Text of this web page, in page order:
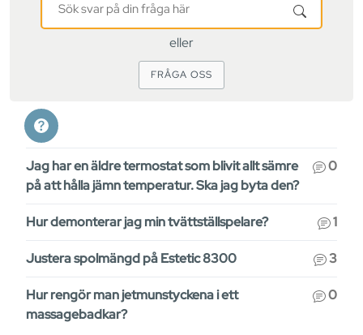
svar
eller
FRÅGA OSS
Jag har en äldre termostat som blivit allt sämre
på att hålla jämn temperatur. Ska jag byta den?
0
Hur demonterar jag min tvättställspelare? 1
Justera spolmängd på Estetic 8300 3
Hur rengör man jetmunstyckena i ett
massagebadkar?
0